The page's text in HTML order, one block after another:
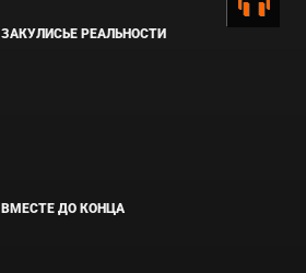
ЗАКУЛИСЬЕ РЕАЛЬНОСТИ
ВМЕСТЕ ДО КОНЦА